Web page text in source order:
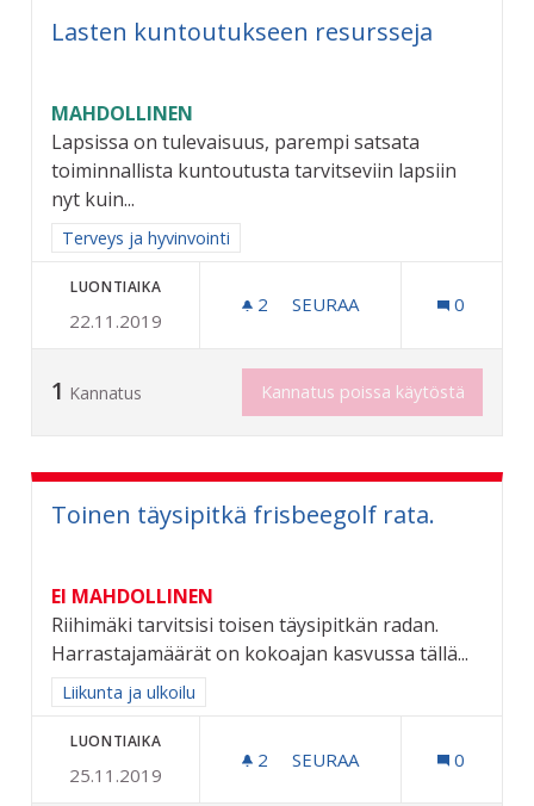
Lasten kuntoutukseen resursseja
MAHDOLLINEN
Lapsissa on tulevaisuus, parempi satsata
toiminnallista kuntoutusta tarvitseviin lapsiin
nyt kuin...
Rajaa tulokset aihepiirin mukaan: Terveys ja hyvinvointi
Terveys ja hyvinvointi
LUONTIAIKA
22.11.2019
2 2 SEURAAJAA
SEURAA 0
1 Kannatus Kannatus poissa käytöstä
Toinen täysipitkä frisbeegolf rata.
EI MAHDOLLINEN
Riihimäki tarvitsisi toisen täysipitkän radan.
Harrastajamäärät on kokoajan kasvussa tällä...
Rajaa tulokset aihepiirin mukaan: Liikunta ja ulkoilu
Liikunta ja ulkoilu
LUONTIAIKA
25.11.2019
2 2 SEURAAJAA
SEURAA 0